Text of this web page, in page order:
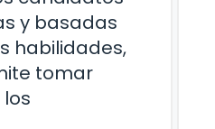
y basadas
habilidades,
tomar